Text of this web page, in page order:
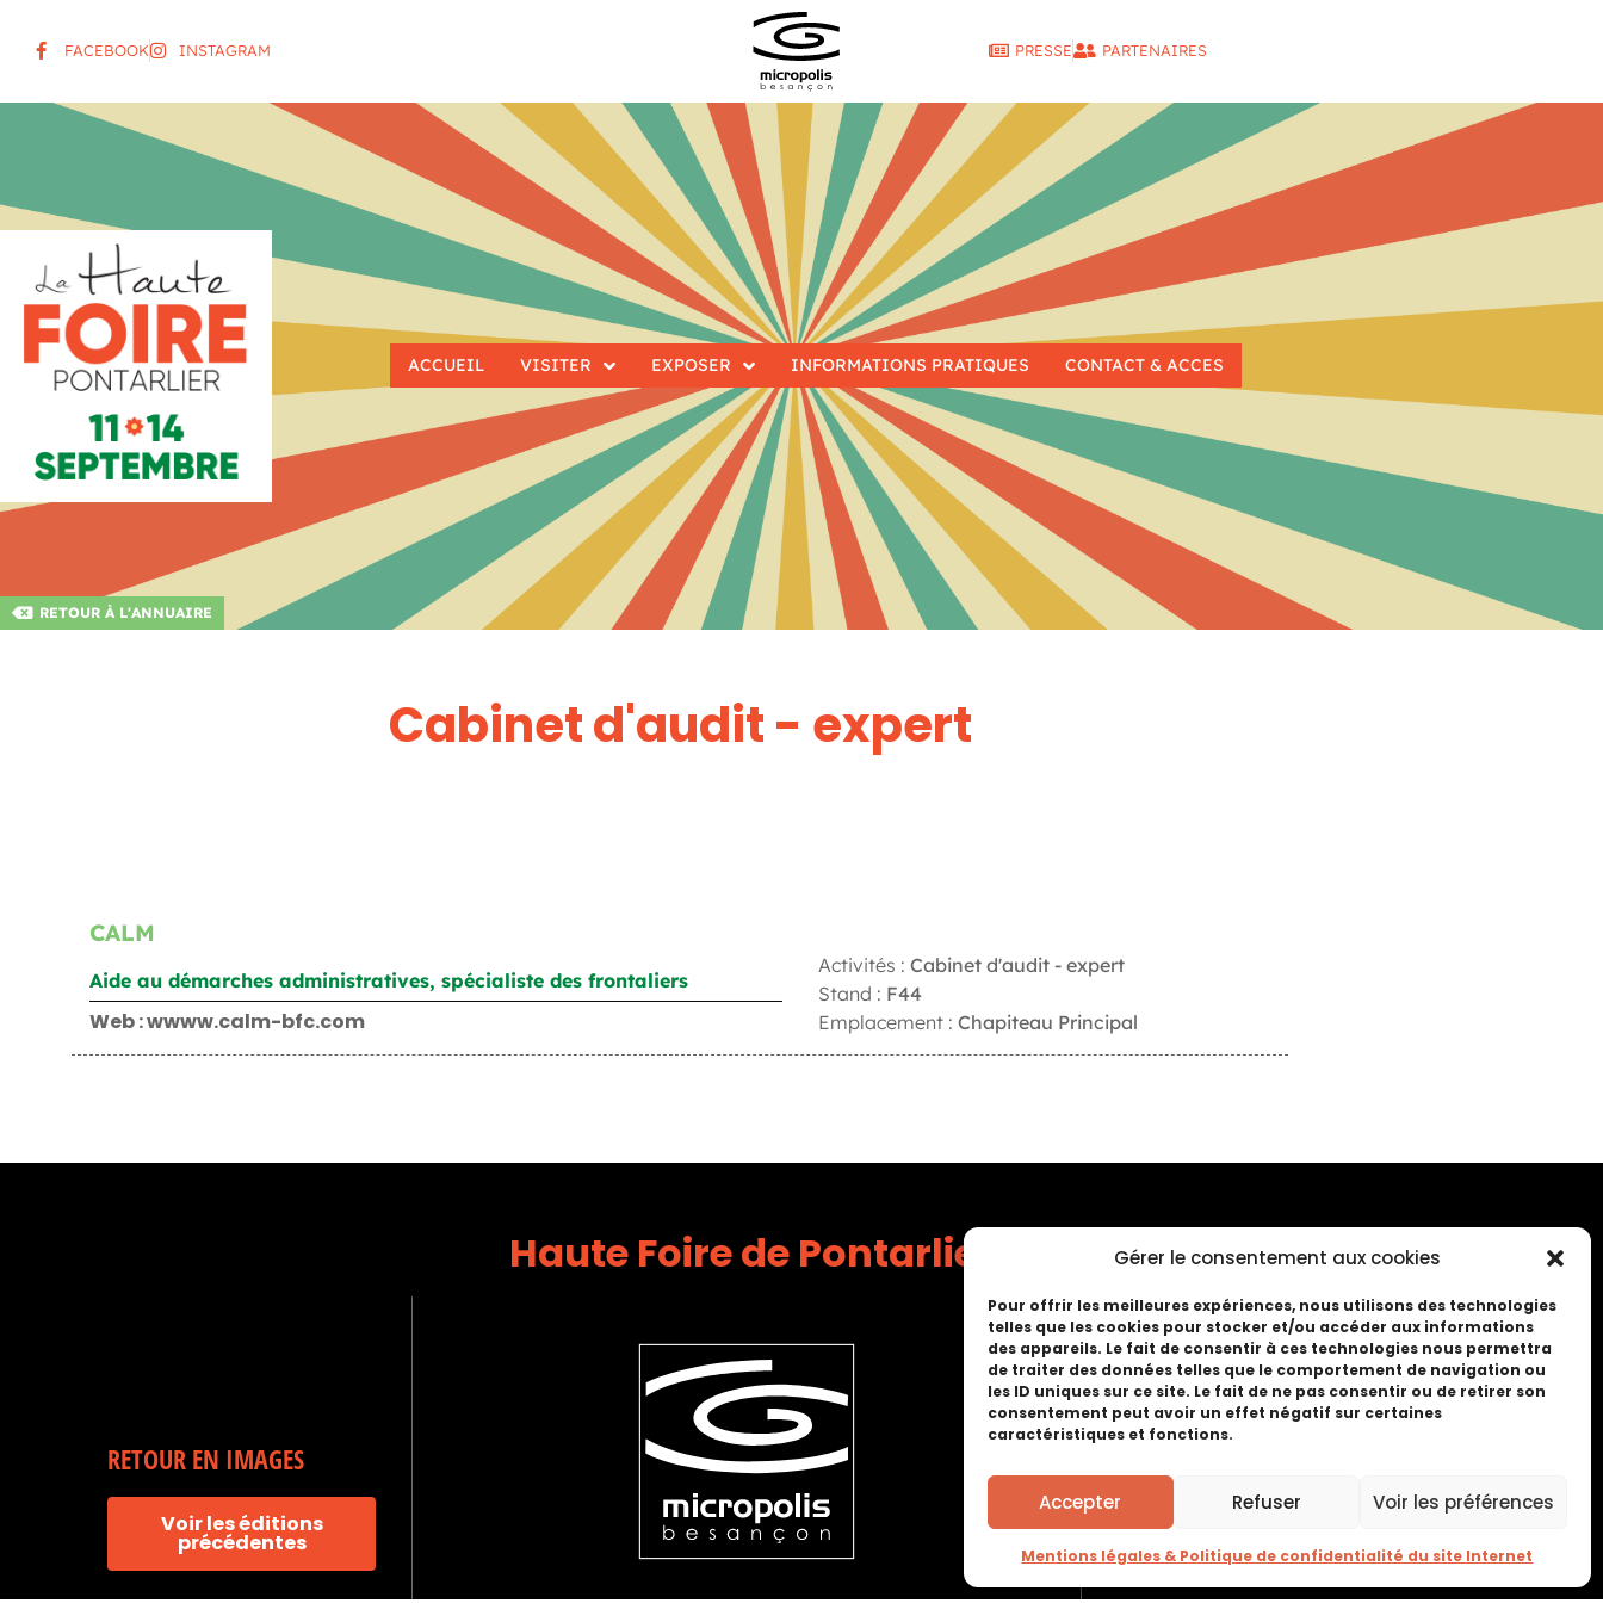
Gérer le consentement aux cookies
Pour offrir les meilleures expériences, nous utilisons des technologies
telles que les cookies pour stocker et/ou accéder aux informations
des appareils. Le fait de consentir à ces technologies nous permettra
de traiter des données telles que le comportement de navigation ou
les ID uniques sur ce site. Le fait de ne pas consentir ou de retirer son
consentement peut avoir un effet négatif sur certaines
caractéristiques et fonctions.
Accepter Refuser Voir les préférences
Mentions légales & Politique de confidentialité du site Internet
FACEBOOK INSTAGRAM PRESSE PARTENAIRES
ACCUEIL VISITER EXPOSER INFORMATIONS PRATIQUES CONTACT & ACCES
RETOUR À L'ANNUAIRE
Cabinet d'audit - expert
CALM
Aide au démarches administratives, spécialiste des frontaliers
Web : wwww.calm-bfc.com
Activités :Cabinet d'audit - expert
Stand : F44
Emplacement :Chapiteau Principal
Haute Foire de Pontarlier
RETOUR EN IMAGES
Voir les éditions
précédentes
3 Boulevard Ouest
25050 Besançon cedex
Tél : 03 81 41 08 09